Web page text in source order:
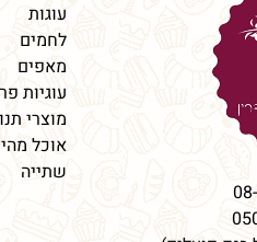
עוגות
לחמים
מאפים
עוגיות
מוצרי
אוכל
שתייה